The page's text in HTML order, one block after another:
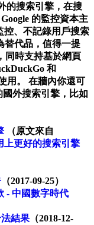
的搜索引擎，在搜
的監控資本主
控、不記錄用戶搜索
替代品，值得一提
同時支持基於網頁
和
用。 在牆內你還可
外搜索引擎，比如
（原文來自
上更好的搜索引擎
（2017-09-25）
- 中國數字時代
結果 （2018-12-